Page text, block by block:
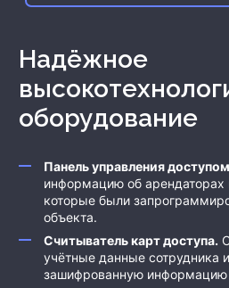
Надёжное
оборудование
Панель управления
информацию об арендаторах
которые были
объекта.
Считыватель карт доступа.
учётные данные сотрудника
зашифрованную информацию